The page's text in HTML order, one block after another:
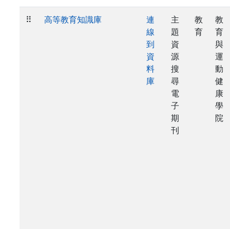
⠿ 高等教育知識庫
連
線
到
資
料
庫
主
題
資
源
搜
尋
電
子
期
刊
教
育
教
育
與
運
動
健
康
學
院